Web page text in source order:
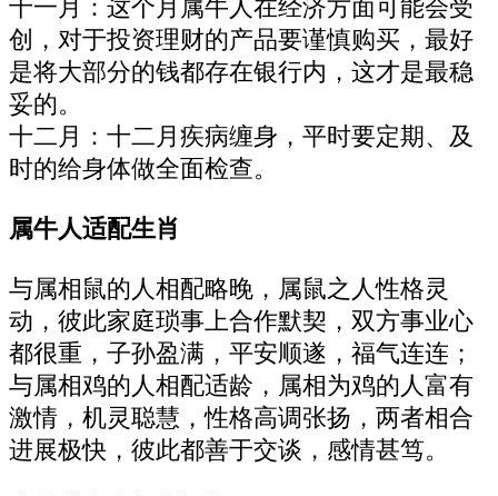
十一月：这个月属牛人在经济方面可能会受
创，对于投资理财的产品要谨慎购买，最好
是将大部分的钱都存在银行内，这才是最稳
妥的。
十二月：十二月疾病缠身，平时要定期、及
时的给身体做全面检查。
属牛人适配生肖
与属相鼠的人相配略晚，属鼠之人性格灵
动，彼此家庭琐事上合作默契，双方事业心
都很重，子孙盈满，平安顺遂，福气连连；
与属相鸡的人相配适龄，属相为鸡的人富有
激情，机灵聪慧，性格高调张扬，两者相合
进展极快，彼此都善于交谈，感情甚笃。